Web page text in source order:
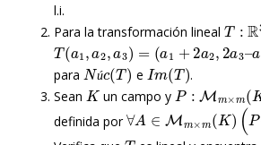
l.i.
Para la transformación lineal
T: 3
T(a1,a 2,a3)=(a1+2a2,2a 3 a1)
para
Núc(T)
e
Im(T)
.
Sean
K
un campo y
P:M m K)
definida por
∀ A∈ M m (K)(P(A)
T